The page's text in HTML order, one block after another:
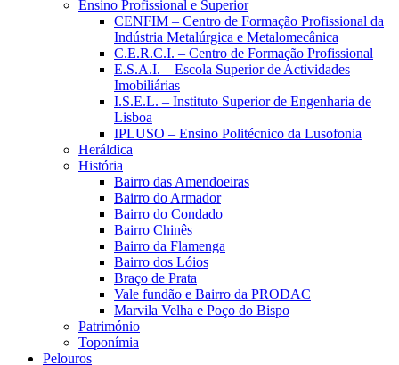
Ensino Profissional e Superior
CENFIM – Centro de Formação Profissional da
Indústria Metalúrgica e Metalomecânica
C.E.R.C.I. – Centro de Formação Profissional
E.S.A.I. – Escola Superior de Actividades
Imobiliárias
I.S.E.L. – Instituto Superior de Engenharia de
Lisboa
IPLUSO – Ensino Politécnico da Lusofonia
Heráldica
História
Bairro das Amendoeiras
Bairro do Armador
Bairro do Condado
Bairro Chinês
Bairro da Flamenga
Bairro dos Lóios
Braço de Prata
Vale fundão e Bairro da PRODAC
Marvila Velha e Poço do Bispo
Património
Toponímia
Pelouros